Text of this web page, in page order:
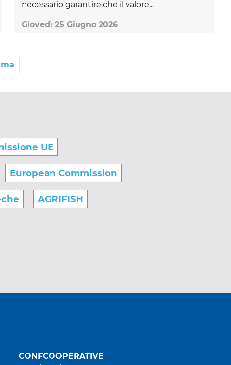
necessario garantire che il valore...
Giovedì 25 Giugno 2026
UE
European Commission
AGRIFISH
CONFCOOPERATIVE